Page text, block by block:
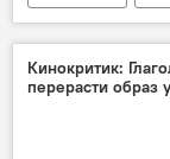
Грузия
Кинокритик:
перерасти образ